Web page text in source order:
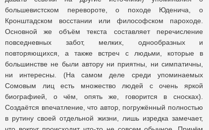
большевистском перевороте, о походе Юденича, о
Кронштадском восстании или философском пароходе.
Основной же объём текста составляет перечисление
повседневных забот, мелких, однообразных и
повторяющихся, а также встреч с людьми, которые в
большинстве не были автору ни приятны, ни симпатичны,
ни интересны. (На самом деле среди упоминаемых
Сомовым лиц есть множество людей с очень яркой
биографией, о чём, опять же, говорится в сносках).
Создаётся впечатление, что автор, погружённый полностью
в рутину своей отдельной жизни, лишь изредка замечает,